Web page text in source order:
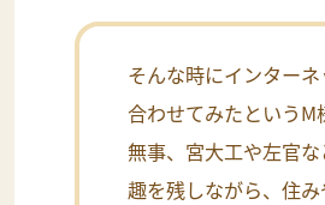
そんな時にインター
合わせてみたというM
無事、宮大工や左官
趣を残しながら、住み